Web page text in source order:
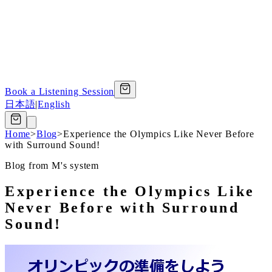
Book a Listening Session
日本語|English
Home>Blog>Experience the Olympics Like Never Before
with Surround Sound!
Blog from M's system
Experience the Olympics Like
Never Before with Surround
Sound!